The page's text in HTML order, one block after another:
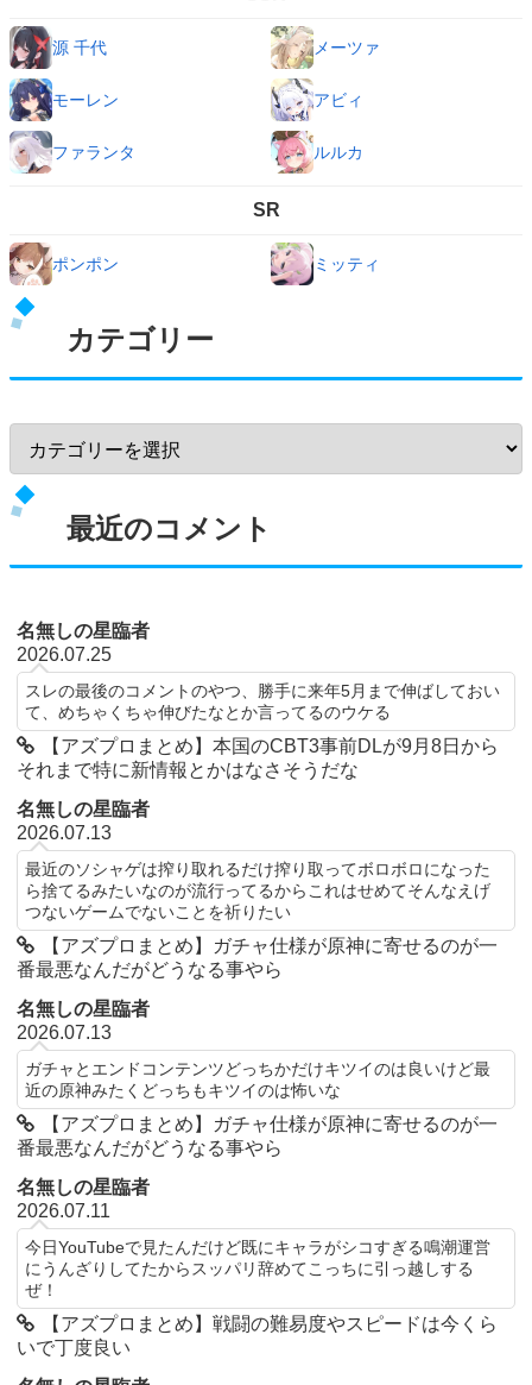
源 千代 メーツァ
モーレン アビィ
ファランタ ルルカ
SR
ポンポン ミッティ
カテゴリー
最近のコメント
名無しの星臨者
2026.07.25
スレの最後のコメントのやつ、勝手に来年5月まで伸ばしておい
て、めちゃくちゃ伸びたなとか言ってるのウケる
【アズプロまとめ】本国のCBT3事前DLが9月8日から
それまで特に新情報とかはなさそうだな
名無しの星臨者
2026.07.13
最近のソシャゲは搾り取れるだけ搾り取ってボロボロになった
ら捨てるみたいなのが流行ってるからこれはせめてそんなえげ
つないゲームでないことを祈りたい
【アズプロまとめ】ガチャ仕様が原神に寄せるのが一
番最悪なんだがどうなる事やら
名無しの星臨者
2026.07.13
ガチャとエンドコンテンツどっちかだけキツイのは良いけど最
近の原神みたくどっちもキツイのは怖いな
【アズプロまとめ】ガチャ仕様が原神に寄せるのが一
番最悪なんだがどうなる事やら
名無しの星臨者
2026.07.11
今日YouTubeで見たんだけど既にキャラがシコすぎる鳴潮運営
にうんざりしてたからスッパリ辞めてこっちに引っ越しする
ぜ！
【アズプロまとめ】戦闘の難易度やスピードは今くら
いで丁度良い